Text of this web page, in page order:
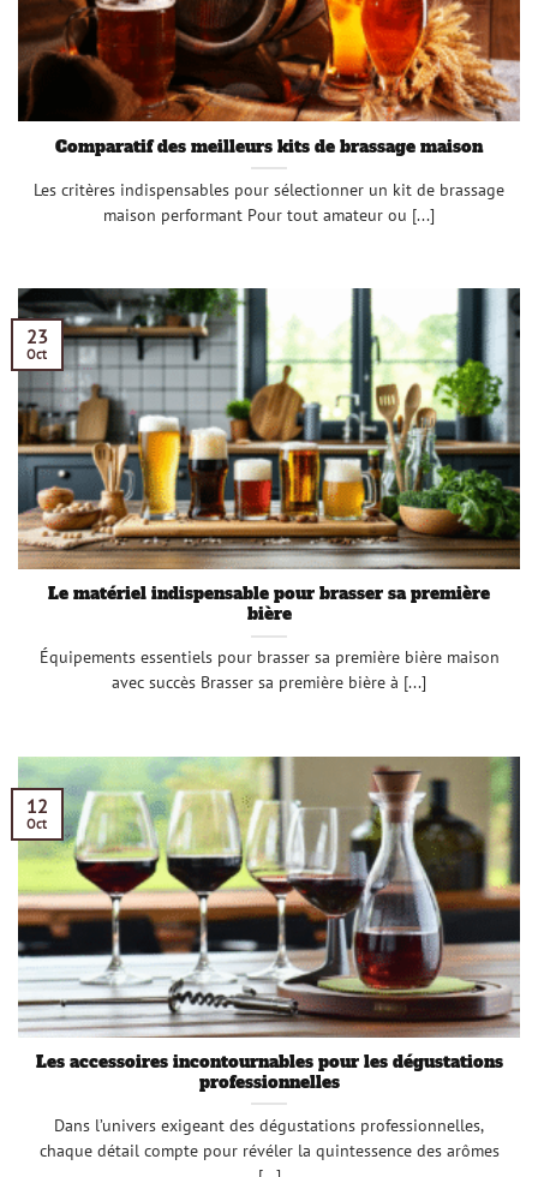
Comparatif des meilleurs kits de brassage maison
Les critères indispensables pour sélectionner un kit de brassage
maison performant Pour tout amateur ou [...]
Le matériel indispensable pour brasser sa première
bière
Équipements essentiels pour brasser sa première bière maison
avec succès Brasser sa première bière à [...]
23
Oct
Les accessoires incontournables pour les dégustations
professionnelles
Dans l’univers exigeant des dégustations professionnelles,
chaque détail compte pour révéler la quintessence des arômes
12
Oct